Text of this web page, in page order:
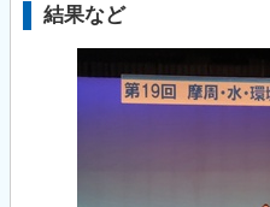
結果など